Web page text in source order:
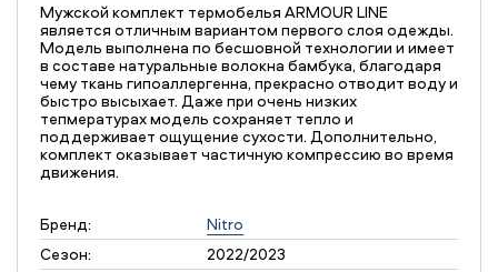
Мужской комплект термобелья ARMOUR LINE
является отличным вариантом первого слоя одежды.
Модель выполнена по бесшовной технологии и имеет
в составе натуральные волокна бамбука, благодаря
чему ткань гипоаллергенна, прекрасно отводит воду и
быстро высыхает. Даже при очень низких
тепмературах модель сохраняет тепло и
поддерживает ощущение сухости. Дополнительно,
комплект оказывает частичную компрессию во время
движения.
Бренд:
Nitro
Сезон:
2022/2023